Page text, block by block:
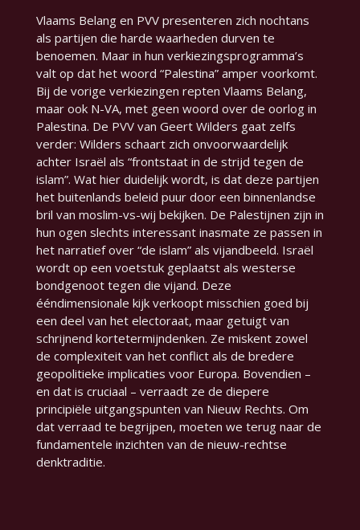
Vlaams Belang en PVV presenteren zich nochtans
als partijen die harde waarheden durven te
benoemen. Maar in hun verkiezingsprogramma’s
valt op dat het woord “Palestina” amper voorkomt.
Bij de vorige verkiezingen repten Vlaams Belang,
maar ook N-VA, met geen woord over de oorlog in
Palestina. De PVV van Geert Wilders gaat zelfs
verder: Wilders schaart zich onvoorwaardelijk
achter Israël als “frontstaat in de strijd tegen de
islam”. Wat hier duidelijk wordt, is dat deze partijen
het buitenlands beleid puur door een binnenlandse
bril van moslim-vs-wij bekijken. De Palestijnen zijn in
hun ogen slechts interessant inasmate ze passen in
het narratief over “de islam” als vijandbeeld. Israël
wordt op een voetstuk geplaatst als westerse
bondgenoot tegen die vijand. Deze
ééndimensionale kijk verkoopt misschien goed bij
een deel van het electoraat, maar getuigt van
schrijnend kortetermijndenken. Ze miskent zowel
de complexiteit van het conflict als de bredere
geopolitieke implicaties voor Europa. Bovendien –
en dat is cruciaal – verraadt ze de diepere
principiële uitgangspunten van Nieuw Rechts. Om
dat verraad te begrijpen, moeten we terug naar de
fundamentele inzichten van de nieuw-rechtse
denktraditie.